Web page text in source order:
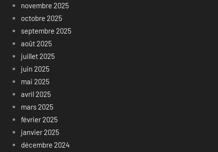
novembre 2025
octobre 2025
septembre 2025
août 2025
juillet 2025
juin 2025
mai 2025
avril 2025
mars 2025
février 2025
janvier 2025
décembre 2024